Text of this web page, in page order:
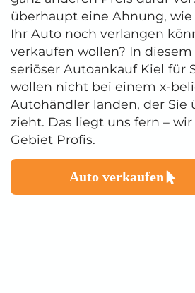
überhaupt eine Ahnung, wie
Ihr Auto noch verlangen
verkaufen wollen? In diesem
seriöser Autoankauf Kiel für
wollen nicht bei einem x-
Autohändler landen, der Sie
zieht. Das liegt uns fern –
Gebiet Profis.
Auto verkaufen